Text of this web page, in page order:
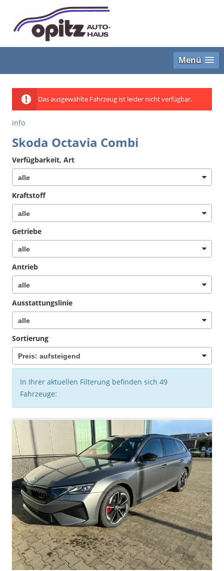
Menü
Das ausgewählte Fahrzeug ist leider nicht verfügbar.
info
Skoda Octavia Combi
Verfügbarkeit, Art
Kraftstoff
Getriebe
Antrieb
Ausstattungslinie
Sortierung
In Ihrer aktuellen Filterung befinden sich 49
Fahrzeuge: